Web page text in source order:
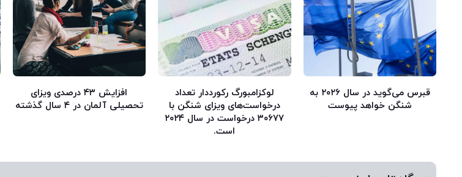
قبرس می‌گوید در سال ۲۰۲۶ به
شنگن خواهد پیوست
لوکزامبورگ رکورددار تعداد
درخواست‌های ویزای شنگن با
۳۰۶۷۷ درخواست در سال ۲۰۲۴
است.
افزایش ۴۳ درصدی ویزای
تحصیلی آلمان در ۴ سال گذشته